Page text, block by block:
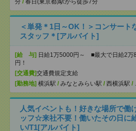
分 / 春日(東京都)駅から徒歩7分
＜単発＊1日～OK！＞コンサート
スタッフ＊[アルバイト]
[給 与] 日給1万5000円～ ■最大で日給2万
円！
[交通費]交通費規定支給
[勤務地] 横浜駅 / みなとみらい駅 / 西横浜駅 /
人気イベントも！好きな場所で働
ッフ☆来社不要！働いたその日に
い/T1[アルバイト]